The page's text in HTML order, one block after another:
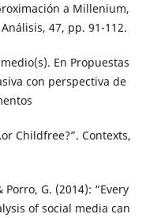
a Millenium,
47, pp. 91-112.
En Propuestas
con perspectiva de
Childfree?”. Contexts,
G. (2014): “Every
of social media can